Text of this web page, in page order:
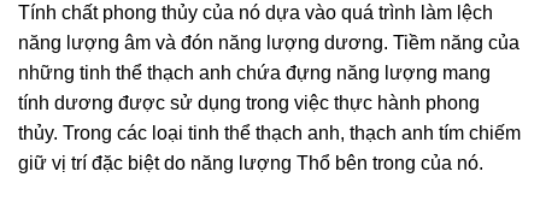
Tính chất phong thủy của nó dựa vào quá trình làm lệch
năng lượng âm và đón năng lượng dương. Tiềm năng của
những tinh thể thạch anh chứa đựng năng lượng mang
tính dương được sử dụng trong việc thực hành phong
thủy. Trong các loại tinh thể thạch anh, thạch anh tím chiếm
giữ vị trí đặc biệt do năng lượng Thổ bên trong của nó.